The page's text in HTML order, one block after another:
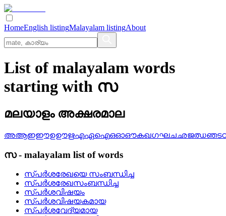
HomeEnglish listingMalayalam listingAbout
List of malayalam words
starting with സ
മലയാളം അക്ഷരമാല
അആഇഈഉഊഋഎഏഐഒഓഔകഖഗഘചഛജഝഞട
സ- malayalam list of words
സ്‌പര്‍ശരേഖയെ സംബന്ധിച്ച
സ്‌പര്‍ശരേഖസംബന്ധിച്ച
സ്‌പര്‍ശവിഷയം
സ്‌പര്‍ശവിഷയകമായ
സ്‌പര്‍ശവേദ്യമായ